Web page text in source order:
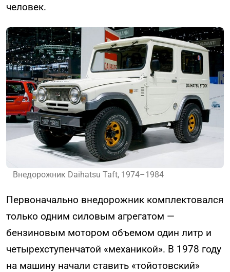
человек.
Внедорожник Daihatsu Taft, 1974–1984
Первоначально внедорожник комплектовался
только одним силовым агрегатом —
бензиновым мотором объемом один литр и
четырехступенчатой «механикой». В 1978 году
на машину начали ставить «тойотовский»